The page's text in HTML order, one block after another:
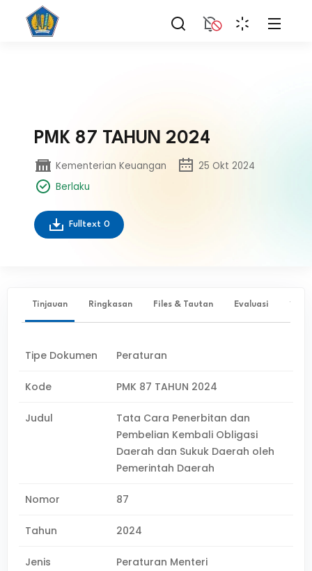
PMK 87 TAHUN 2024
Kementerian Keuangan
25 Okt 2024
Berlaku
Fulltext 0
Tinjauan Ringkasan Files & Tautan Evaluasi ✨
Tipe Dokumen Peraturan
Kode PMK 87 TAHUN 2024
Judul
Tata Cara Penerbitan dan
Pembelian Kembali Obligasi
Daerah dan Sukuk Daerah oleh
Pemerintah Daerah
Nomor 87
Tahun 2024
Jenis
Peraturan Menteri